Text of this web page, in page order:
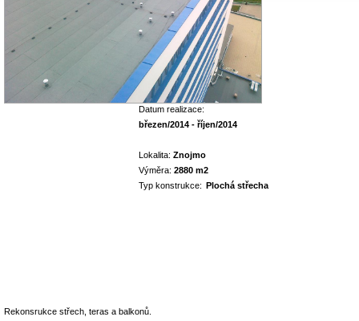
Datum realizace:
březen/2014 - říjen/2014
Lokalita: Znojmo
Výměra: 2880 m2
Typ konstrukce: Plochá střecha
Rekonsrukce střech, teras a balkonů.